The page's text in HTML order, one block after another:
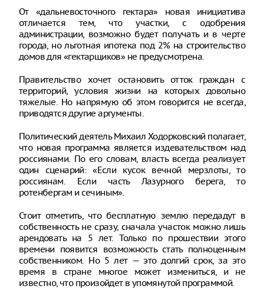
От «дальневосточного гектара» новая инициатива
отличается тем, что участки, с одобрения
администрации, возможно будет получать и в черте
города, но льготная ипотека под 2% на строительство
домов для «гектарщиков» не предусмотрена.
Правительство хочет остановить отток граждан с
территорий, условия жизни на которых довольно
тяжелые. Но напрямую об этом говорится не всегда,
приводятся другие аргументы.
Политический деятель Михаил Ходорковский полагает,
что новая программа является издевательством над
россиянами. По его словам, власть всегда реализует
один сценарий: «Если кусок вечной мерзлоты, то
россиянам. Если часть Лазурного берега, то
ротенбергам и сечиным».
Стоит отметить, что бесплатную землю передадут в
собственность не сразу, сначала участок можно лишь
арендовать на 5 лет. Только по прошествии этого
времени появится возможность стать полноценным
собственником. Но 5 лет — это долгий срок, за это
время в стране многое может измениться, и не
известно, что произойдет в упомянутой программой.